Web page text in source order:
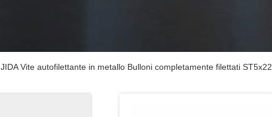
JIDA Vite autofilettante in metallo Bulloni completamente filettati ST5x22